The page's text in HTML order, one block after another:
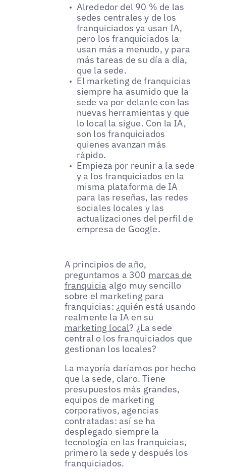
Alrededor del 90 % de las
sedes centrales y de los
franquiciados ya usan IA,
pero los franquiciados la
usan más a menudo, y para
más tareas de su día a día,
que la sede.
El marketing de franquicias
siempre ha asumido que la
sede va por delante con las
nuevas herramientas y que
lo local la sigue. Con la IA,
son los franquiciados
quienes avanzan más
rápido.
Empieza por reunir a la sede
y a los franquiciados en la
misma plataforma de IA
para las reseñas, las redes
sociales locales y las
actualizaciones del perfil de
empresa de Google.
A principios de año,
preguntamos a 300 marcas de
franquicia algo muy sencillo
sobre el marketing para
franquicias: ¿quién está usando
realmente la IA en su
marketing local? ¿La sede
central o los franquiciados que
gestionan los locales?
La mayoría daríamos por hecho
que la sede, claro. Tiene
presupuestos más grandes,
equipos de marketing
corporativos, agencias
contratadas: así se ha
desplegado siempre la
tecnología en las franquicias,
primero la sede y después los
franquiciados.